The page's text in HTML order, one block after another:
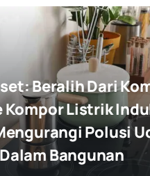
Beralih Dari
Kompor Listrik
Polusi
Dalam Bangunan